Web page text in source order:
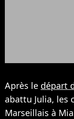
Après le départ
abattu Julia, les
Marseillais à